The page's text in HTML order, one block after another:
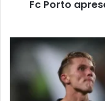
Fc Porto